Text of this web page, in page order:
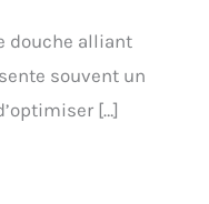
douche alliant
souvent un
[…]